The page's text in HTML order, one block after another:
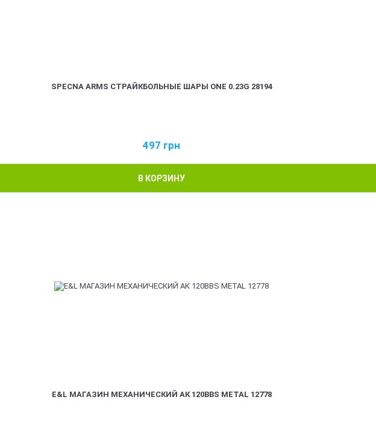
SPECNA ARMS СТРАЙКБОЛЬНЫЕ ШАРЫ ONE 0.23G 28194
497 грн
В КОРЗИНУ
E&L МАГАЗИН МЕХАНИЧЕСКИЙ АК 120BBS METAL 12778